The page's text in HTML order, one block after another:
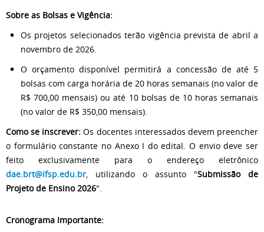
Sobre as Bolsas e Vigência:
Os projetos selecionados terão vigência prevista de abril a
novembro de 2026.
O orçamento disponível permitirá a concessão de até 5
bolsas com carga horária de 20 horas semanais (no valor de
R$ 700,00 mensais) ou até 10 bolsas de 10 horas semanais
(no valor de R$ 350,00 mensais).
Como se inscrever: Os docentes interessados devem preencher
o formulário constante no Anexo I do edital.O envio deve ser
feito exclusivamente para o endereço eletrônico
dae.brt@ifsp.edu.br, utilizando o assunto "Submissão de
Projeto de Ensino 2026".
Cronograma Importante: